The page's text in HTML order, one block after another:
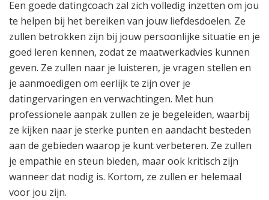
Een goede datingcoach zal zich volledig inzetten om jou
te helpen bij het bereiken van jouw liefdesdoelen. Ze
zullen betrokken zijn bij jouw persoonlijke situatie en je
goed leren kennen, zodat ze maatwerkadvies kunnen
geven. Ze zullen naar je luisteren, je vragen stellen en
je aanmoedigen om eerlijk te zijn over je
datingervaringen en verwachtingen. Met hun
professionele aanpak zullen ze je begeleiden, waarbij
ze kijken naar je sterke punten en aandacht besteden
aan de gebieden waarop je kunt verbeteren. Ze zullen
je empathie en steun bieden, maar ook kritisch zijn
wanneer dat nodig is. Kortom, ze zullen er helemaal
voor jou zijn.